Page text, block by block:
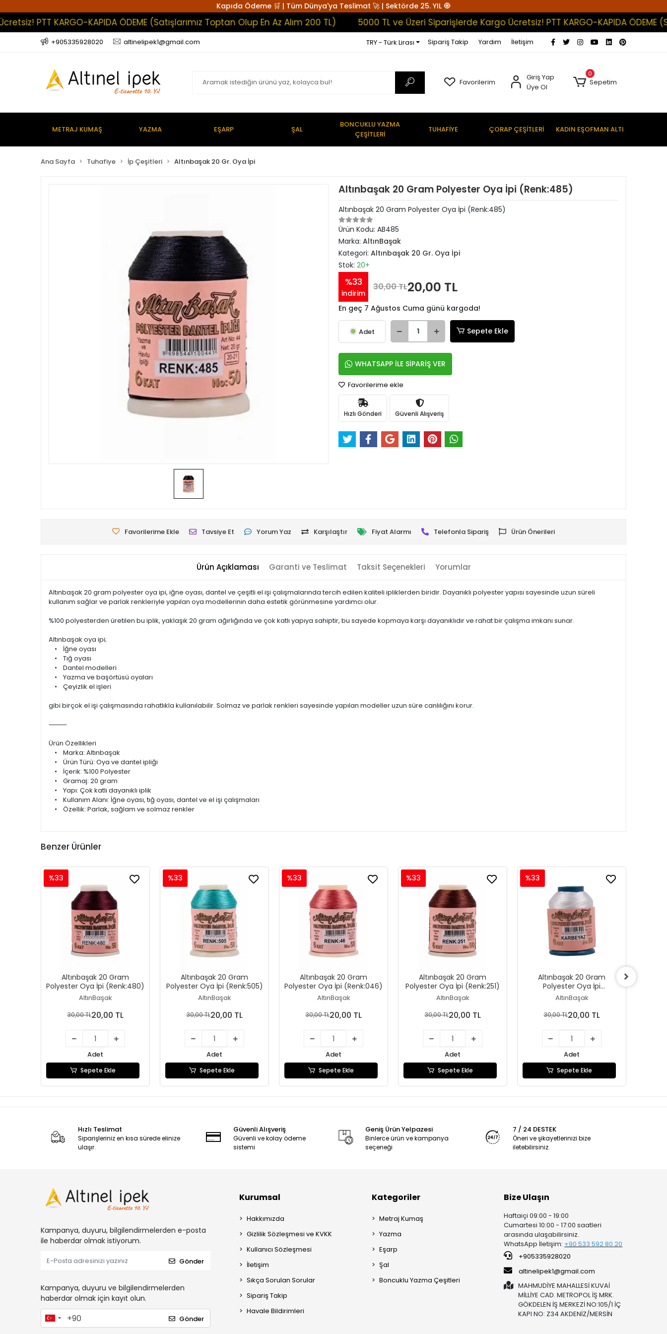
Kapıda Ödeme 🛒 | Tüm Dünya'ya Teslimat 🚀 | Sektörde 25. YIL 🧿
KARGO-KAPIDA ÖDEME (Satışlarımız Toptan Olup En Az Alım 200 TL) 5000 TL ve Üzeri Siparişlerde Kargo Ücretsiz! PTT KARGO-KAPIDA ÖDEME
+905335928020 altinelipek1@gmail.com TRY - Türk Lirası Sipariş Takip Yardım İletişim
Favorilerim
Giriş Yap
Üye Ol
0
Sepetim
METRAJ KUMAŞ YAZMA EŞARP ŞAL
BONCUKLU YAZMA
ÇEŞİTLERİ
TUHAFİYE ÇORAP ÇEŞİTLERİ KADIN EŞOFMAN ALTI
Ana Sayfa Tuhafiye İp Çeşitleri Altınbaşak 20 Gr. Oya İpi
Altınbaşak 20 Gram Polyester Oya İpi (Renk:485)
Altınbaşak 20 Gram Polyester Oya İpi (Renk:485)
Ürün Kodu: AB485
Marka: AltınBaşak
Kategori: Altınbaşak 20 Gr. Oya İpi
Stok: 20+
%33
indirim
30,00 TL20,00 TL
En geç 7 Ağustos Cuma günü kargoda!
Adet Sepete Ekle
WHATSAPP İLE SİPARİŞ VER
Favorilerime ekle
Hızlı Gönderi Güvenli Alışveriş
Favorilerime Ekle Tavsiye Et Yorum Yaz Karşılaştır Fiyat Alarmı Telefonla Sipariş Ürün Önerileri
Ürün Açıklaması Garanti ve Teslimat Taksit Seçenekleri Yorumlar
Altınbaşak 20 gram polyester oya ipi, iğne oyası, dantel ve çeşitli el işi çalışmalarında tercih edilen kaliteli ipliklerden biridir. Dayanıklı polyester yapısı sayesinde uzun süreli
kullanım sağlar ve parlak renkleriyle yapılan oya modellerinin daha estetik görünmesine yardımcı olur.
%100 polyesterden üretilen bu iplik, yaklaşık 20 gram ağırlığında ve çok katlı yapıya sahiptir, bu sayede kopmaya karşı dayanıklıdır ve rahat bir çalışma imkanı sunar.
Altınbaşak oya ipi;
• İğne oyası
• Tığ oyası
• Dantel modelleri
• Yazma ve başörtüsü oyaları
• Çeyizlik el işleri
gibi birçok el işi çalışmasında rahatlıkla kullanılabilir. Solmaz ve parlak renkleri sayesinde yapılan modeller uzun süre canlılığını korur.
⸻
Ürün Özellikleri
• Marka: Altınbaşak
• Ürün Türü: Oya ve dantel ipliği
• İçerik: %100 Polyester
• Gramaj: 20 gram
• Yapı: Çok katlı dayanıklı iplik
• Kullanım Alanı: İğne oyası, tığ oyası, dantel ve el işi çalışmaları
• Özellik: Parlak, sağlam ve solmaz renkler
Benzer Ürünler
Altınbaşak 20 Gram
Polyester Oya İpi (Renk:480)
AltınBaşak
%33
30,00 TL20,00 TL
Adet
Sepete Ekle
Altınbaşak 20 Gram
Polyester Oya İpi (Renk:505)
AltınBaşak
%33
30,00 TL20,00 TL
Adet
Sepete Ekle
Altınbaşak 20 Gram
Polyester Oya İpi (Renk:046)
AltınBaşak
%33
30,00 TL20,00 TL
Adet
Sepete Ekle
Altınbaşak 20 Gram
Polyester Oya İpi (Renk:251)
AltınBaşak
%33
30,00 TL20,00 TL
Adet
Sepete Ekle
Altınbaşak 20 Gram
Polyester Oya İpi
(Renk:Karbeyaz)
AltınBaşak
%33
30,00 TL20,00 TL
Adet
Sepete Ekle
Hızlı Teslimat
Siparişleriniz en kısa sürede elinize
ulaşır.
Güvenli Alışveriş
Güvenli ve kolay ödeme
sistemi
Geniş Ürün Yelpazesi
Binlerce ürün ve kampanya
seçeneği
7 / 24 DESTEK
Öneri ve şikayetlerinizi bize
iletebilirsiniz.
Kampanya, duyuru, bilgilendirmelerden e-posta
ile haberdar olmak istiyorum.
Gönder
Kampanya, duyuru ve bilgilendirmelerden
haberdar olmak için kayıt olun.
Gönder
Kurumsal
Hakkımızda
Gizlilik Sözleşmesi ve KVKK
Kullanıcı Sözleşmesi
İletişim
Sıkça Sorulan Sorular
Sipariş Takip
Havale Bildirimleri
Kategoriler
Metraj Kumaş
Yazma
Eşarp
Şal
Boncuklu Yazma Çeşitleri
Bize Ulaşın
Haftaiçi 09:00 - 19:00
Cumartesi 10:00 - 17:00 saatleri
arasında ulaşabilirsiniz.
WhatsApp İletişim: +90 533 592 80 20
+905335928020
altinelipek1@gmail.com
MAHMUDİYE MAHALLESİ KUVAİ
MİLLİYE CAD. METROPOL İŞ MRK.
GÖKDELEN İŞ MERKEZİ NO:105/1 İÇ
KAPI NO: Z34 AKDENİZ/MERSİN